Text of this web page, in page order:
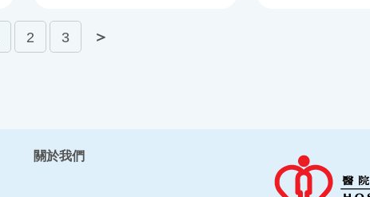
2 3 ＞
關於我們